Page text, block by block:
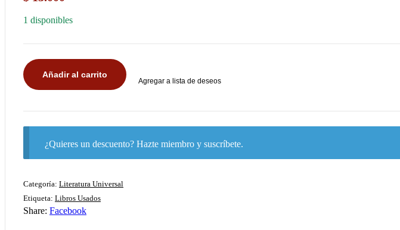
1 disponibles
Añadir al carrito
Agregar a lista de deseos
¿Quieres un descuento? Hazte miembro y suscríbete.
Categoría: Literatura Universal
Etiqueta: Libros Usados
Share: Facebook